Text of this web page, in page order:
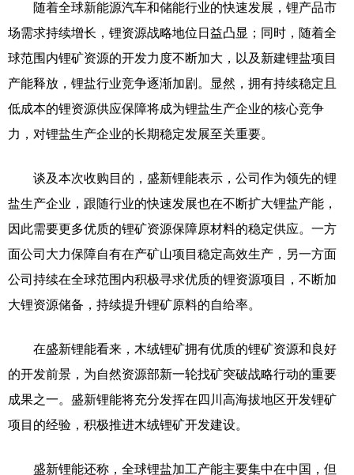
随着全球新能源汽车和储能行业的快速发展，锂产品市
场需求持续增长，锂资源战略地位日益凸显；同时，随着全
球范围内锂矿资源的开发力度不断加大，以及新建锂盐项目
产能释放，锂盐行业竞争逐渐加剧。显然，拥有持续稳定且
低成本的锂资源供应保障将成为锂盐生产企业的核心竞争
力，对锂盐生产企业的长期稳定发展至关重要。
谈及本次收购目的，盛新锂能表示，公司作为领先的锂
盐生产企业，跟随行业的快速发展也在不断扩大锂盐产能，
因此需要更多优质的锂矿资源保障原材料的稳定供应。一方
面公司大力保障自有在产矿山项目稳定高效生产，另一方面
公司持续在全球范围内积极寻求优质的锂资源项目，不断加
大锂资源储备，持续提升锂矿原料的自给率。
在盛新锂能看来，木绒锂矿拥有优质的锂矿资源和良好
的开发前景，为自然资源部新一轮找矿突破战略行动的重要
成果之一。盛新锂能将充分发挥在四川高海拔地区开发锂矿
项目的经验，积极推进木绒锂矿开发建设。
盛新锂能还称，全球锂盐加工产能主要集中在中国，但